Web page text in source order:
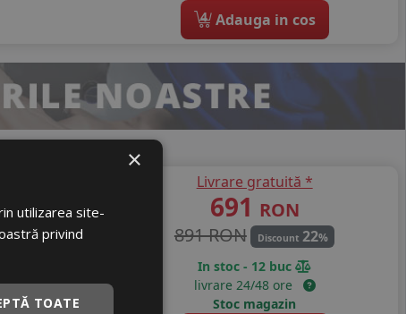
4 Adauga in cos
All
B 74 dB
Livrare gratuită *
691 RON
891 RON
Discount 22%
In stoc - 12 buc
livrare 24/48 ore
Stoc magazin
×
utilizarea site-
privind
TOATE